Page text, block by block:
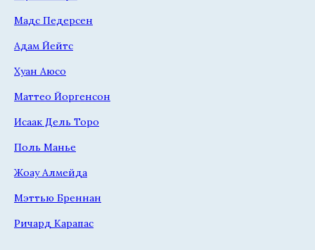
Мадс Педерсен
Адам Йейтс
Хуан Аюсо
Маттео Йоргенсон
Исаак Дель Торо
Поль Манье
Жоау Алмейда
Мэттью Бреннан
Ричард Карапас